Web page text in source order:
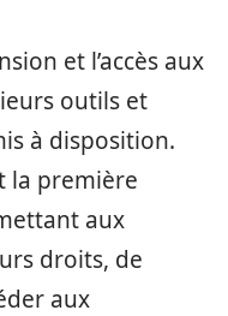
et l’accès aux
outils et
à disposition.
la première
aux
droits, de
aux